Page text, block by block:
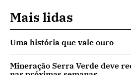
Mais lidas
Uma história que vale ouro
Mineração Serra Verde deve